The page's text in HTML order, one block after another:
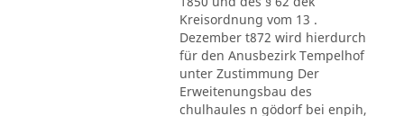
Kreisordnung vom 13 .
Dezember t872 wird hierdurch
für den Anusbezirk Tempelhof
unter Zustimmung Der
Erweitenungsbau des
chulhaules n gödorf bei enpih,